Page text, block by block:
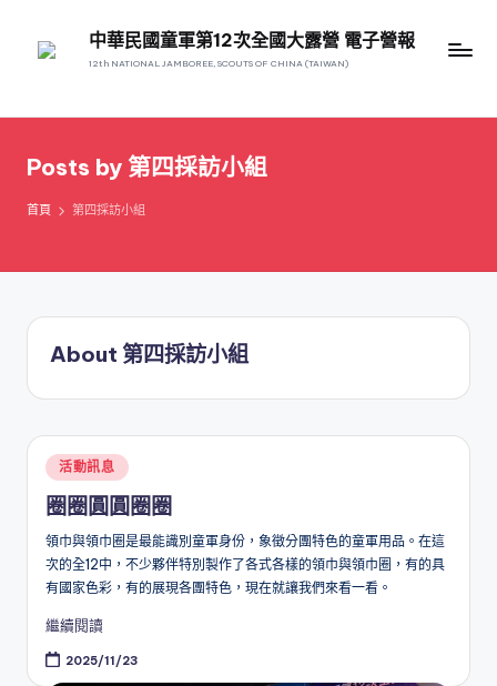
中華民國童軍第12次全國大露營 電子營報
12th NATIONAL JAMBOREE, SCOUTS OF CHINA (TAIWAN)
Posts by 第四採訪小組
首頁 第四採訪小組
About 第四採訪小組
Posted
活動訊息
圈圈圓圓圈圈
領巾與領巾圈是最能識別童軍身份，象徵分團特色的童軍用品。在這
次的全12中，不少夥伴特別製作了各式各樣的領巾與領巾圈，有的具
有國家色彩，有的展現各團特色，現在就讓我們來看一看。
繼續閱讀
2025/11/23